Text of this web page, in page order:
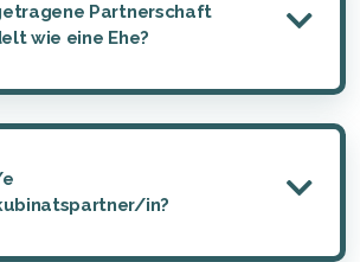
Partnerschaft
wie eine Ehe?
in?